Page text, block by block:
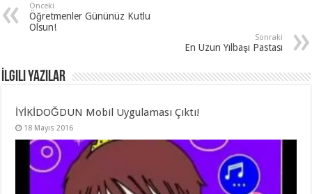
Önceki
Öğretmenler Gününüz Kutlu
Olsun!
Sonraki
En Uzun Yılbaşı Pastası
İlgili Yazılar
İYİKİDOĞDUN Mobil Uygulaması Çıktı!
18 Mayıs 2016